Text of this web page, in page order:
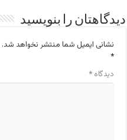
دیدگاهتان را بنویسید
نشانی ایمیل شما منتشر نخواهد شد.
*
دیدگاه*